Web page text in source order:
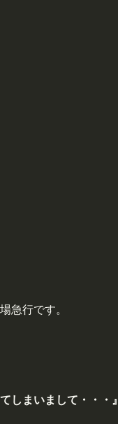
急行です。
しまいまして・・・』